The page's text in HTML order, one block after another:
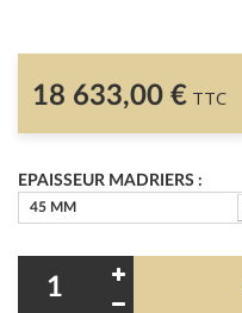
18 633,00 € TTC
EPAISSEUR MADRIERS :
45 MM